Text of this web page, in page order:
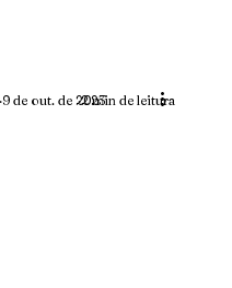
9 de out. de 20232 min de leitura